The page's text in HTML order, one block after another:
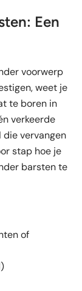
Een
voorwerp
weet je
te boren in
verkeerde
vervangen
stap hoe je
barsten te
of